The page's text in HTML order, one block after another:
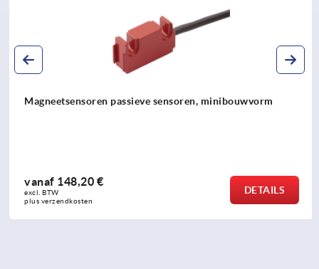
Magneetsensoren passieve sensoren, minibouwvorm
vanaf 148,20 €
excl. BTW
plus verzendkosten
DETAILS